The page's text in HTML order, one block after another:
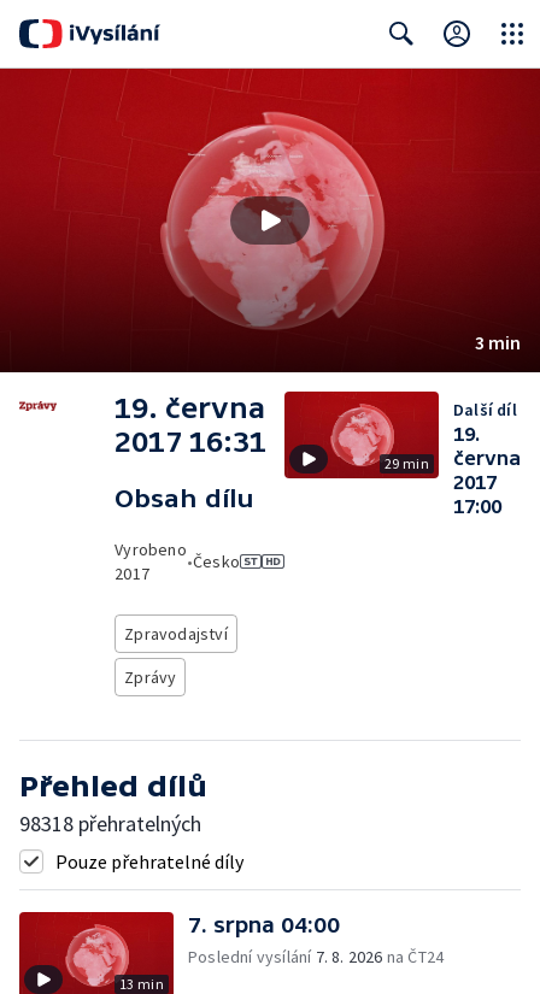
3 min
19. června
2017 16:31
Obsah dílu
Vyrobeno
2017
•Česko
Zpravodajství
Zprávy
29 min
Další díl
19.
června
2017
17:00
Přehled dílů
98318 přehratelných
Pouze přehratelné díly
13 min
7. srpna 04:00
Poslední vysílání 7. 8. 2026 na ČT24